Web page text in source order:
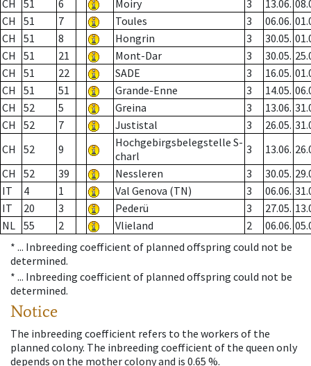
CH 51 6 Moiry 3 13.06.
CH
51 7 Toules 3 06.06.
CH
51 8 Hongrin 3 30.05.
CH
51 21 Mont-Dar 3 30.05.
CH
51 22 SADE 3 16.05.
CH
51 51 Grande-Enne 3 14.05.
CH
52 5 Greina 3 13.06.
CH
52 7 Justistal 3 26.05.
CH
52 9
Hochgebirgsbelegstelle S-
charl
3 13.06.
CH
52 39 Nessleren 3 30.05.
IT
4 1 Val Genova (TN) 3 06.06.
IT
20 3 Pederü 3 27.05.
NL 55 2 Vlieland 2 06.06.
* ... Inbreeding coefficient of planned offspring could not be
determined.
* ... Inbreeding coefficient of planned offspring could not be
determined.
Notice
The inbreeding coefficient refers to the workers of the
planned colony. The inbreeding coefficient of the queen only
depends on the mother colony and is 0.65 %.